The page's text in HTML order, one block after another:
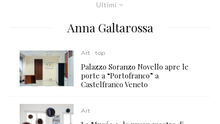
Ultimi
Anna Galtarossa
Art top
Palazzo Soranzo Novello apre le
porte a “Portofranco” a
Castelfranco Veneto
Art